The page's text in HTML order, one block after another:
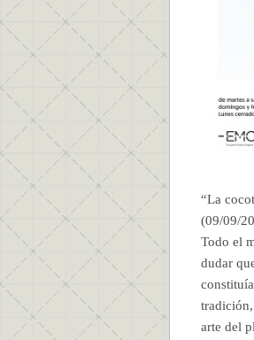
“La
(09/09/
Todo el
dudar
arte del